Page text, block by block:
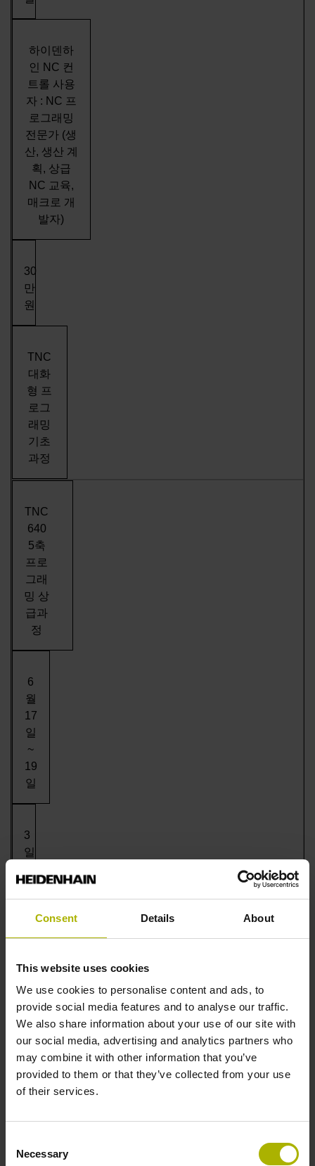
Consent Details About
This website uses cookies
We use cookies to personalise content and ads, to
provide social media features and to analyse our traffic.
We also share information about your use of our site with
our social media, advertising and analytics partners who
may combine it with other information that you’ve
provided to them or that they’ve collected from your use
of their services.
Selection
Necessary
하이덴하
인 NC 컨
트롤 사용
자 : NC 프
로그래밍
전문가 (생
산, 생산 계
획, 상급
NC 교육,
매크로 개
발자)
30
만
원
TNC
대화
형 프
로그
래밍
기초
과정
TNC
640
5축
프로
그래
밍 상
급과
정
6
월
17
일
~
19
일
3
일
인 NC 컨
트롤 사용
로그래밍
전문가 (생
산, 생산 계
획, 상급
NC 교육)
30
원